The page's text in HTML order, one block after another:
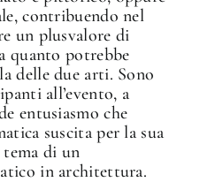
contribuendo nel
un plusvalore di
quanto potrebbe
delle due arti. Sono
all’evento, a
entusiasmo che
suscita per la sua
tema di un
in architettura.